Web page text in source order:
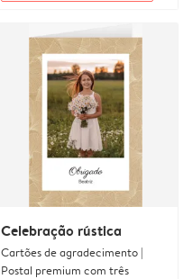
Celebração rústica
Cartões de agradecimento |
Postal premium com três